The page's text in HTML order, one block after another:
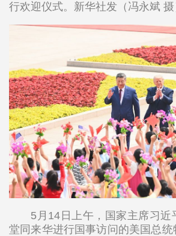
行欢迎仪式。新华社发（冯永斌 摄
5月14日上午，国家主席习近
堂同来华进行国事访问的美国总统